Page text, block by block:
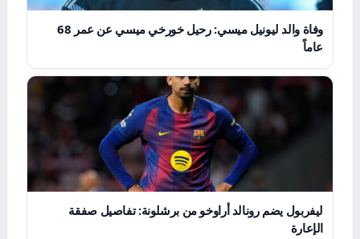
وفاة والد ليونيل ميسي: رحيل خورخي ميسي عن عمر 68
عاماً
ليفربول يضم رونالد أراوخو من برشلونة: تفاصيل صفقة
الإعارة